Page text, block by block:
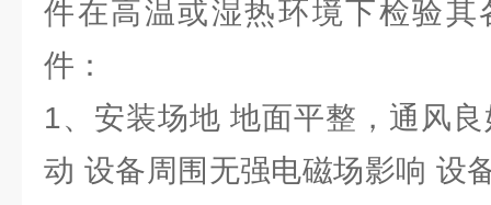
件在高温或湿热环境下检验其
件：
1、安装场地 地面平整，通风
动 设备周围无强电磁场影响 设